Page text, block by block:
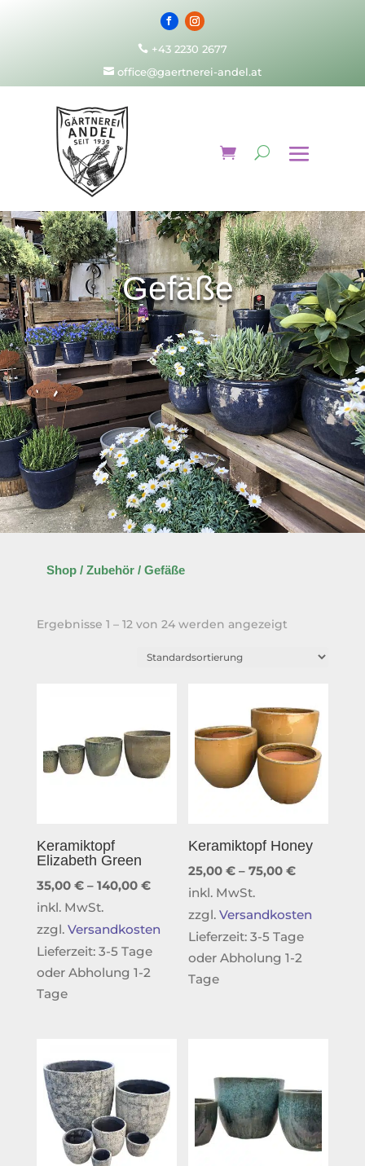
 +43 2230 2677
office@gaertnerei-andel.at
Gefäße
Shop/ Zubehör/ Gefäße
Ergebnisse 1 – 12 von 24 werden angezeigt
Keramiktopf
Elizabeth Green
35,00 €– 140,00 €
inkl. MwSt.
zzgl. Versandkosten
Lieferzeit: 3-5 Tage
oder Abholung 1-2
Tage
Keramiktopf Honey
25,00€ –75,00€
inkl. MwSt.
zzgl.Versandkosten
Lieferzeit:3-5 Tage
oder Abholung 1-2
Tage